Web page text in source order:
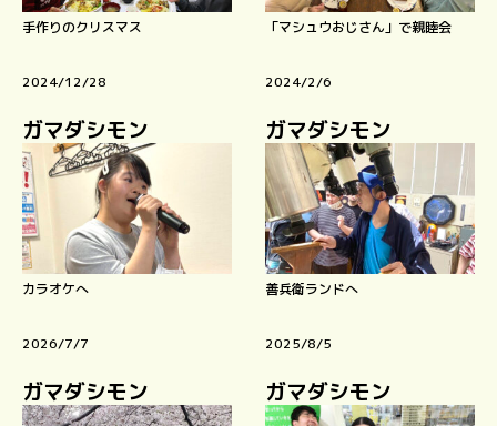
手作りのクリスマス
2024/12/28
「マシュウおじさん」で親睦会
2024/2/6
ガマダシモン
カラオケへ
2026/7/7
ガマダシモン
善兵衛ランドへ
2025/8/5
ガマダシモン ガマダシモン